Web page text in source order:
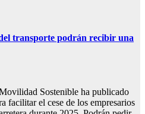
transporte podrán recibir una
Sostenible ha publicado
facilitar el cese de los empresarios